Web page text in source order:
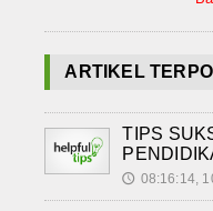
ARTIKEL
TIPS
🕔 08:16:14,